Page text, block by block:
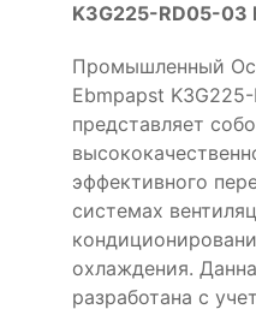
K3G225-RD05-03
Промышленный
Ebmpapst
представляет
эффективного
системах
охлаждения.
разработана с